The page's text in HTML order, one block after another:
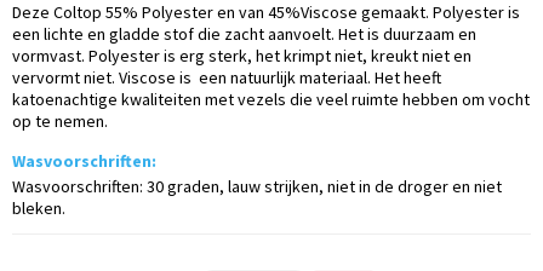
Deze Coltop 55% Polyester en van 45%Viscose gemaakt. Polyester is
een lichte en gladde stof die zacht aanvoelt. Het is duurzaam en
vormvast. Polyester is erg sterk, het krimpt niet, kreukt niet en
vervormt niet. Viscose is een natuurlijk materiaal. Het heeft
katoenachtige kwaliteiten met vezels die veel ruimte hebben om vocht
op te nemen.
Wasvoorschriften:
Wasvoorschriften: 30 graden, lauw strijken, niet in de droger en niet
bleken.